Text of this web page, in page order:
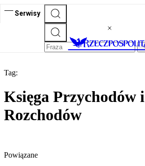
Serwisy
Tag:
Księga Przychodów i
Rozchodów
Powiązane